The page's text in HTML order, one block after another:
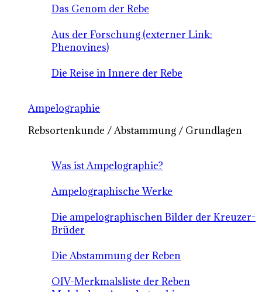
Das Genom der Rebe
Aus der Forschung (externer Link:
Phenovines)
Die Reise in Innere der Rebe
Ampelographie
Rebsortenkunde / Abstammung / Grundlagen
Was ist Ampelographie?
Ampelographische Werke
Die ampelographischen Bilder der Kreuzer-
Brüder
Die Abstammung der Reben
OIV-Merkmalsliste der Reben